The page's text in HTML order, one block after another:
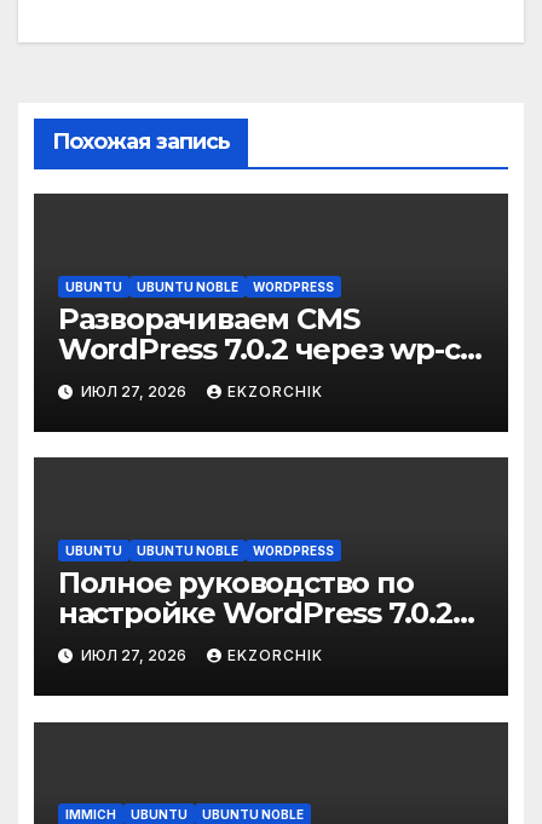
Похожая запись
UBUNTU UBUNTU NOBLE WORDPRESS
Разворачиваем CMS
WordPress 7.0.2 через wp-cli
на Ubuntu 24.04 LTS Server
ИЮЛ 27, 2026 EKZORCHIK
UBUNTU UBUNTU NOBLE WORDPRESS
Полное руководство по
настройке WordPress 7.0.2
on Ubuntu 24.04 Server
ИЮЛ 27, 2026 EKZORCHIK
IMMICH UBUNTU UBUNTU NOBLE